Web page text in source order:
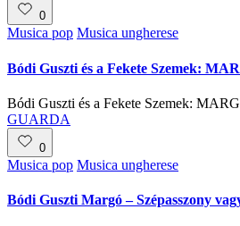
0
Posted
Musica pop Musica ungherese
Bódi Guszti és a Fekete Szemek:
Bódi Guszti és a Fekete Szemek:
GUARDA
0
Posted
Musica pop Musica ungherese
Bódi Guszti Margó – Szépasszony